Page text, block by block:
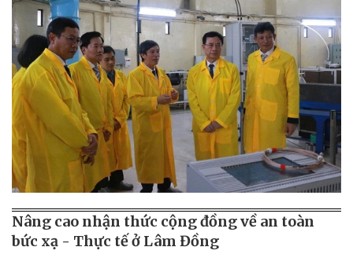
Nâng cao nhận thức cộng đồng về an toàn
bức xạ - Thực tế ở Lâm Đồng